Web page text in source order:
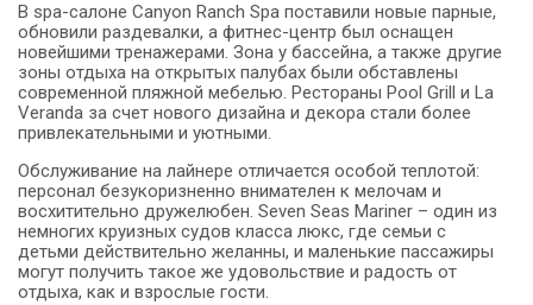
В spa-салоне Canyon Ranch Spa поставили новые парные,
обновили раздевалки, а фитнес-центр был оснащен
новейшими тренажерами. Зона у бассейна, а также другие
зоны отдыха на открытых палубах были обставлены
современной пляжной мебелью. Рестораны Pool Grill и La
Veranda за счет нового дизайна и декора стали более
привлекательными и уютными.
Обслуживание на лайнере отличается особой теплотой:
персонал безукоризненно внимателен к мелочам и
восхитительно дружелюбен. Seven Seas Mariner – один из
немногих круизных судов класса люкс, где семьи с
детьми действительно желанны, и маленькие пассажиры
могут получить такое же удовольствие и радость от
отдыха, как и взрослые гости.